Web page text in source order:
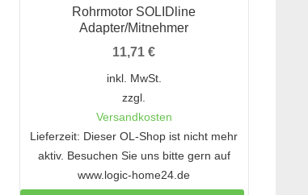
Rohrmotor SOLIDline
Adapter/Mitnehmer
11,71€
inkl. MwSt.
zzgl.
Versandkosten
Lieferzeit: Dieser OL-Shop ist nicht mehr
aktiv. Besuchen Sie uns bitte gern auf
www.logic-home24.de